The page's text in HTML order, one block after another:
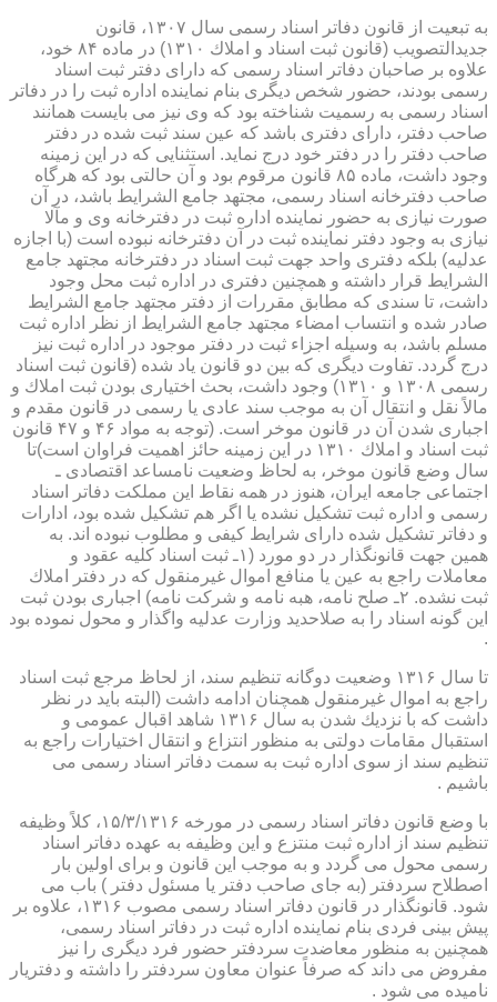
به تبعیت از قانون دفاتر اسناد رسمی سال ۱۳۰۷، قانون
جدیدالتصویب (قانون ثبت اسناد و املاك ۱۳۱۰) در ماده ۸۴ خود،
علاوه بر صاحبان دفاتر اسناد رسمی كه دارای دفتر ثبت اسناد
رسمی بودند، حضور شخص دیگری بنام نماینده اداره ثبت را در دفاتر
اسناد رسمی به رسمیت شناخته بود كه وی نیز می بایست همانند
صاحب دفتر، دارای دفتری باشد كه عین سند ثبت شده در دفتر
صاحب دفتر را در دفتر خود درج نماید. استثنایی كه در این زمینه
وجود داشت، ماده ۸۵ قانون مرقوم بود و آن حالتی بود كه هرگاه
صاحب دفترخانه اسناد رسمی، مجتهد جامع الشرایط باشد، در آن
صورت نیازی به حضور نماینده اداره ثبت در دفترخانه وی و مآلا
نیازی به وجود دفتر نماینده ثبت در آن دفترخانه نبوده است (با اجازه
عدلیه) بلكه دفتری واحد جهت ثبت اسناد در دفترخانه مجتهد جامع
الشرایط قرار داشته و همچنین دفتری در اداره ثبت محل وجود
داشت، تا سندی كه مطابق مقررات از دفتر مجتهد جامع الشرایط
صادر شده و انتساب امضاء مجتهد جامع الشرایط از نظر اداره ثبت
مسلم باشد، به وسیله اجزاء ثبت در دفتر موجود در اداره ثبت نیز
درج گردد. تفاوت دیگری كه بین دو قانون یاد شده (قانون ثبت اسناد
رسمی ۱۳۰۸ و ۱۳۱۰) وجود داشت، بحث اختیاری بودن ثبت املاك و
مالاً نقل و انتقال آن به موجب سند عادی یا رسمی در قانون مقدم و
اجباری شدن آن در قانون موخر است. (توجه به مواد ۴۶ و ۴۷ قانون
ثبت اسناد و املاك ۱۳۱۰ در این زمینه حائز اهمیت فراوان است)تا
سال وضع قانون موخر، به لحاظ وضعیت نامساعد اقتصادی ـ
اجتماعی جامعه ایران، هنوز در همه نقاط این مملكت دفاتر اسناد
رسمی و اداره ثبت تشكیل نشده یا اگر هم تشكیل شده بود، ادارات
و دفاتر تشكیل شده دارای شرایط كیفی و مطلوب نبوده اند. به
همین جهت قانونگذار در دو مورد (۱ـ ثبت اسناد كلیه عقود و
معاملات راجع به عین یا منافع اموال غیرمنقول كه در دفتر املاك
ثبت نشده. ۲ـ صلح نامه، هبه نامه و شركت نامه) اجباری بودن ثبت
این گونه اسناد را به صلاحدید وزارت عدلیه واگذار و محول نموده بود
.
تا سال ۱۳۱۶ وضعیت دوگانه تنظیم سند، از لحاظ مرجع ثبت اسناد
راجع به اموال غیرمنقول همچنان ادامه داشت (البته باید در نظر
داشت كه با نزدیك شدن به سال ۱۳۱۶ شاهد اقبال عمومی و
استقبال مقامات دولتی به منظور انتزاع و انتقال اختیارات راجع به
تنظیم سند از سوی اداره ثبت به سمت دفاتر اسناد رسمی می
باشیم .
با وضع قانون دفاتر اسناد رسمی در مورخه ۱۵/۳/۱۳۱۶، كلاً وظیفه
تنظیم سند از اداره ثبت منتزع و این وظیفه به عهده دفاتر اسناد
رسمی محول می گردد و به موجب این قانون و برای اولین بار
اصطلاح سردفتر (به جای صاحب دفتر یا مسئول دفتر ) باب می
شود. قانونگذار در قانون دفاتر اسناد رسمی مصوب ۱۳۱۶، علاوه بر
پیش بینی فردی بنام نماینده اداره ثبت در دفاتر اسناد رسمی،
همچنین به منظور معاضدت سردفتر حضور فرد دیگری را نیز
مفروض می داند كه صرفاً عنوان معاون سردفتر را داشته و دفتریار
نامیده می شود .